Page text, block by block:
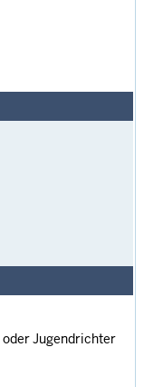
Jugendrichter